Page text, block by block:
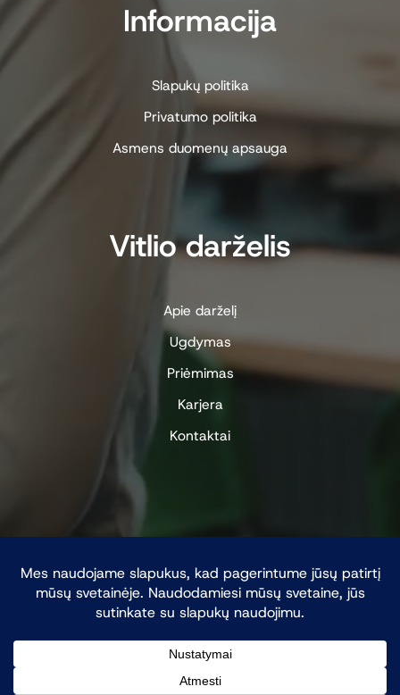
Informacija
Slapukų politika
Privatumo politika
Asmens duomenų apsauga
Vitlio darželis
Apie darželį
Ugdymas
Priėmimas
Karjera
Kontaktai
Visos teisės saugomos © 2026 Vitlio licėjus - Inžinerija ir
technologijos